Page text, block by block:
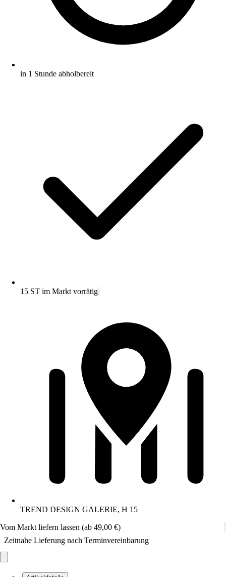
in 1 Stunde abholbereit
15 ST im Markt vorrätig
TREND DESIGN GALERIE, H 15
Vom Markt liefern lassen (ab 49,00 €)
Zeitnahe Lieferung nach Terminvereinbarung